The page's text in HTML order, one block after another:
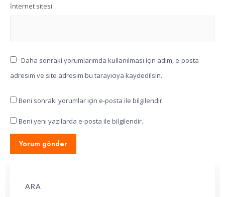
İnternet sitesi
Daha sonraki yorumlarımda kullanılması için adım, e-posta
adresim ve site adresim bu tarayıcıya kaydedilsin.
Beni sonraki yorumlar için e-posta ile bilgilendir.
Beni yeni yazılarda e-posta ile bilgilendir.
ARA